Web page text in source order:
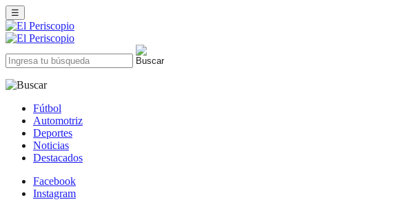
☰
Fútbol
Automotriz
Deportes
Noticias
Destacados
Facebook
Instagram